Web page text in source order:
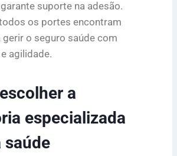
suporte na adesão.
os portes encontram
o seguro saúde com
agilidade.
a
especializada
saúde